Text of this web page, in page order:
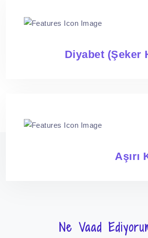
Diyabet (Şeker
Aşırı
Ne Vaad